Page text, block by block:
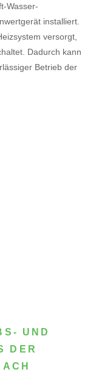
Wasser-
installiert.
versorgt,
Dadurch kann
Betrieb der
UND
DER